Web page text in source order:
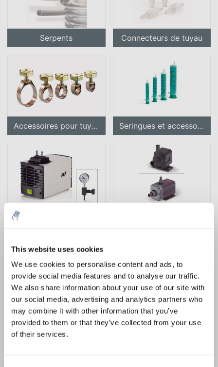
This website uses cookies
We use cookies to personalise content and ads, to
provide social media features and to analyse our traffic.
We also share information about your use of our site with
our social media, advertising and analytics partners who
may combine it with other information that you’ve
provided to them or that they’ve collected from your use
of their services.
Serpents Connecteurs de tuyau
Accessoires pour tuyaux Seringues et accessoires
Pipettes de volume et de mesure Systèmes d'extraction
5% off for your next order
Sign up for our newsletter to stay informed about
our new products, and receive a 10% discount on
your next purchase for all chemical products from
our own brand 😀